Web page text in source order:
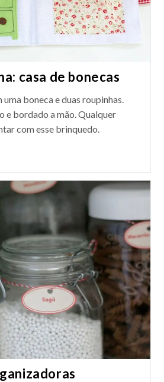
casa de bonecas
uma boneca e duas roupinhas.
e bordado a mão. Qualquer
com esse brinquedo.